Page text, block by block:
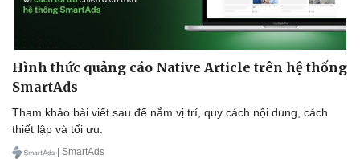
Hình thức quảng cáo Native Article trên hệ thống
SmartAds
Tham khảo bài viết sau để nắm vị trí, quy cách nội dung, cách
thiết lập và tối ưu.
| SmartAds